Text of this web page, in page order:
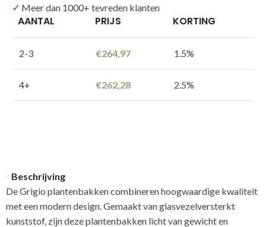
Meer dan 1000+ tevreden klanten
AANTAL PRIJS KORTING
2-3 €264,97 1.5%
4+ €262,28 2.5%
Beschrijving
De Grigio plantenbakken combineren hoogwaardige kwaliteit
met een modern design. Gemaakt van glasvezelversterkt
kunststof, zijn deze plantenbakken licht van gewicht en